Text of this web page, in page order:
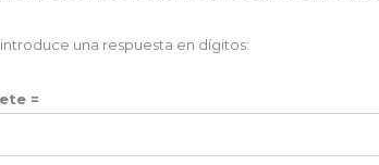
una respuesta en dígitos:
=